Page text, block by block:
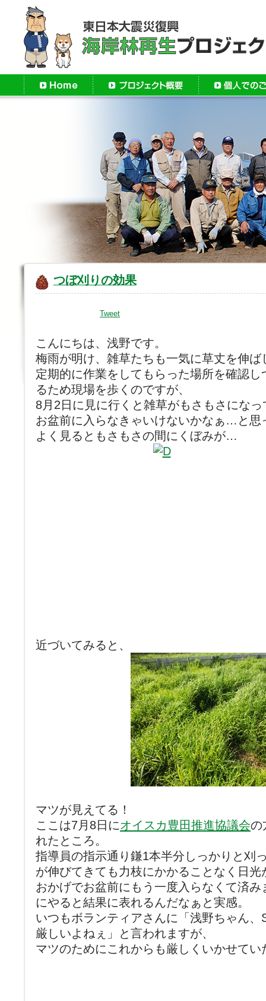
つぼ刈りの効果
Tweet
こんにちは、浅野です。
梅雨が明け、雑草たちも一気に草丈を伸ば
定期的に作業をしてもらった場所を確認
るため現場を歩くのですが、
8月2日に見に行くと雑草がもさもさにな
お盆前に入らなきゃいけないかなぁ…と思
よく見るともさもさの間にくぼみが…
近づいてみると、
マツが見えてる！
ここは7月8日にオイスカ豊田推進協議会の
れたところ。
指導員の指示通り鎌1本半分しっかりと刈
が伸びてきても力枝にかかることなく日
おかげでお盆前にもう一度入らなくて済
にやると結果に表れるんだなぁと実感。
いつもボランティアさんに「浅野ちゃん
厳しいよねぇ」と言われますが、
マツのためにこれからも厳しくいかせてい